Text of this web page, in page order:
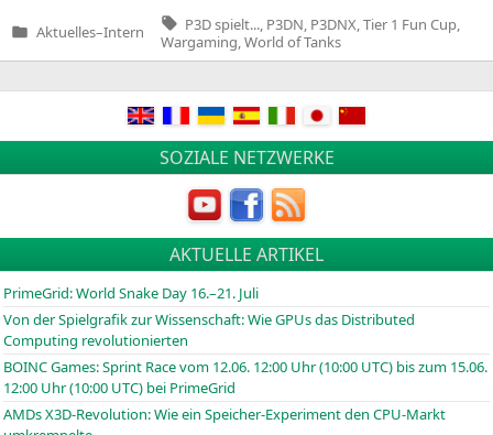
Veröffentlicht
Aktuelles–Intern
Tags:
P3D spielt... P3DN P3DNX Tier 1 Fun Cup
Wargaming World of Tanks
SOZIALE NETZWERKE
AKTUELLE ARTIKEL
PrimeGrid: World Snake Day 16.–21. Juli
Von der Spielgrafik zur Wissenschaft: Wie GPUs das Distributed
Computing revolutionierten
BOINCGames: Sprint Race vom 12.06. 12:00 Uhr (10:00 UTC) bis zum 15.06.
12:00 Uhr (10:00 UTC) bei PrimeGrid
AMDs X3D-Revolution: Wie ein Speicher-Experiment den CPU-Markt